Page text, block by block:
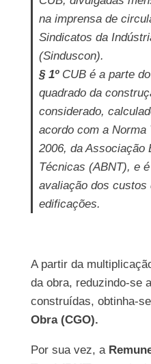
na imprensa de
Sindicatos da
(Sinduscon).
§ 1ºCUB é a parte
quadrado da
considerado,
acordo com a Norma
2006, da Associação
Técnicas (ABNT), e
avaliação dos custos
edificações.
A partir da
da obra, reduzindo-se
construídas, obtinha-
Obra (CGO).
Por sua vez, a